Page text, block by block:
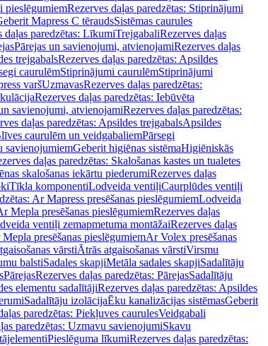
pieslēgumiemRezerves daļas paredzētas: Stiprinājumi
Mapress C tēraudsSistēmas caurules
daļas paredzētas: LīkumiTrejgabaliRezerves daļas
Pārejas un savienojumi, atvienojamiRezerves daļas
trejgabalsRezerves daļas paredzētas: Apsildes
caurulēmStiprinājumi caurulēmStiprinājumi
varšUzmavasRezerves daļas paredzētas:
Rezerves daļas paredzētas: Iebūvēta
savienojumi, atvienojamiRezerves daļas paredzētas:
daļas paredzētas: Apsildes trejgabalsApsildes
caurulēm un veidgabaliemPārsegi
savienojumiemGeberit higiēnas sistēmaHigiēniskās
daļas paredzētas: Skalošanas kastes un tualetes
skalošanas iekārtu piederumiRezerves daļas
Tīkla komponentiLodveida ventiļiCaurplūdes ventiļi
Ar Mapress presēšanas pieslēgumiemLodveida
Mepla presēšanas pieslēgumiemRezerves daļas
ventiļi zemapmetuma montāžaiRezerves daļas
presēšanas pieslēgumiemAr Volex presēšanas
vārstiĀtrās atgaisošanas vārstiVirsmu
balstiSadales skapjiMetāla sadales skapjiSadalītāju
PārejasRezerves daļas paredzētas: PārejasSadalītāju
elementu sadalītājiRezerves daļas paredzētas: Apsildes
Sadalītāju izolācijaĒku kanalizācijas sistēmasGeberit
paredzētas: Piekļuves caurulesVeidgabali
paredzētas: Uzmavu savienojumiSkavu
Pieslēguma līkumiRezerves daļas paredzētas: